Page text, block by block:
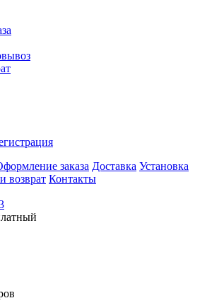
заказа Доставка Установка
возврат Контакты